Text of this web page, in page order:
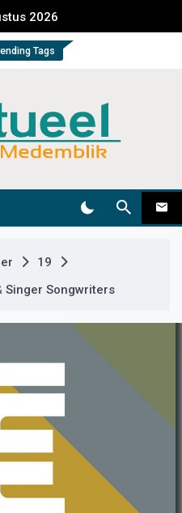
2026
Tags
19
Singer Songwriters